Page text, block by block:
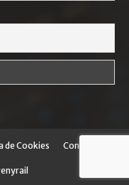
de Cookies Contacto